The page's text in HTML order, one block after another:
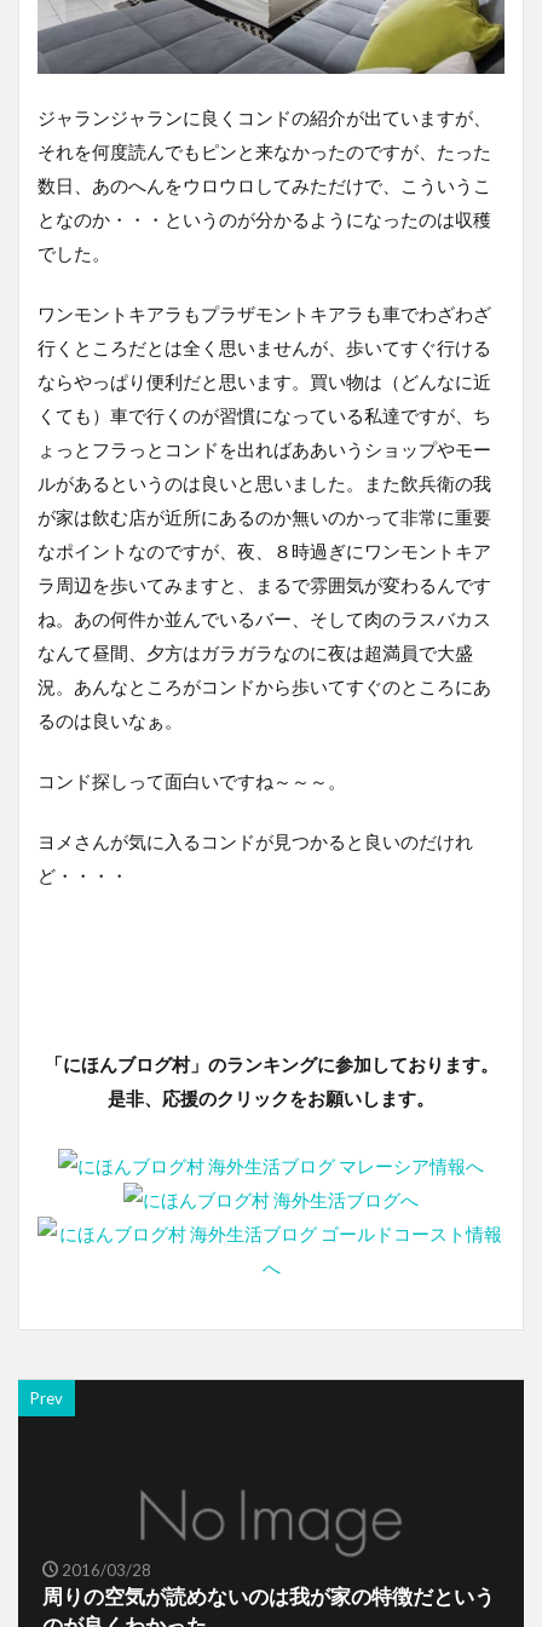
ジャランジャランに良くコンドの紹介が出ていますが、
それを何度読んでもピンと来なかったのですが、たった
数日、あのへんをウロウロしてみただけで、こういうこ
となのか・・・というのが分かるようになったのは収穫
でした。
ワンモントキアラもプラザモントキアラも車でわざわざ
行くところだとは全く思いませんが、歩いてすぐ行ける
ならやっぱり便利だと思います。買い物は（どんなに近
くても）車で行くのが習慣になっている私達ですが、ち
ょっとフラっとコンドを出ればああいうショップやモー
ルがあるというのは良いと思いました。また飲兵衛の我
が家は飲む店が近所にあるのか無いのかって非常に重要
なポイントなのですが、夜、８時過ぎにワンモントキア
ラ周辺を歩いてみますと、まるで雰囲気が変わるんです
ね。あの何件か並んでいるバー、そして肉のラスバカス
なんて昼間、夕方はガラガラなのに夜は超満員で大盛
況。あんなところがコンドから歩いてすぐのところにあ
るのは良いなぁ。
コンド探しって面白いですね～～～。
ヨメさんが気に入るコンドが見つかると良いのだけれ
ど・・・・
「にほんブログ村」のランキングに参加しております。
是非、応援のクリックをお願いします。
Prev
2016/03/28
周りの空気が読めないのは我が家の特徴だという